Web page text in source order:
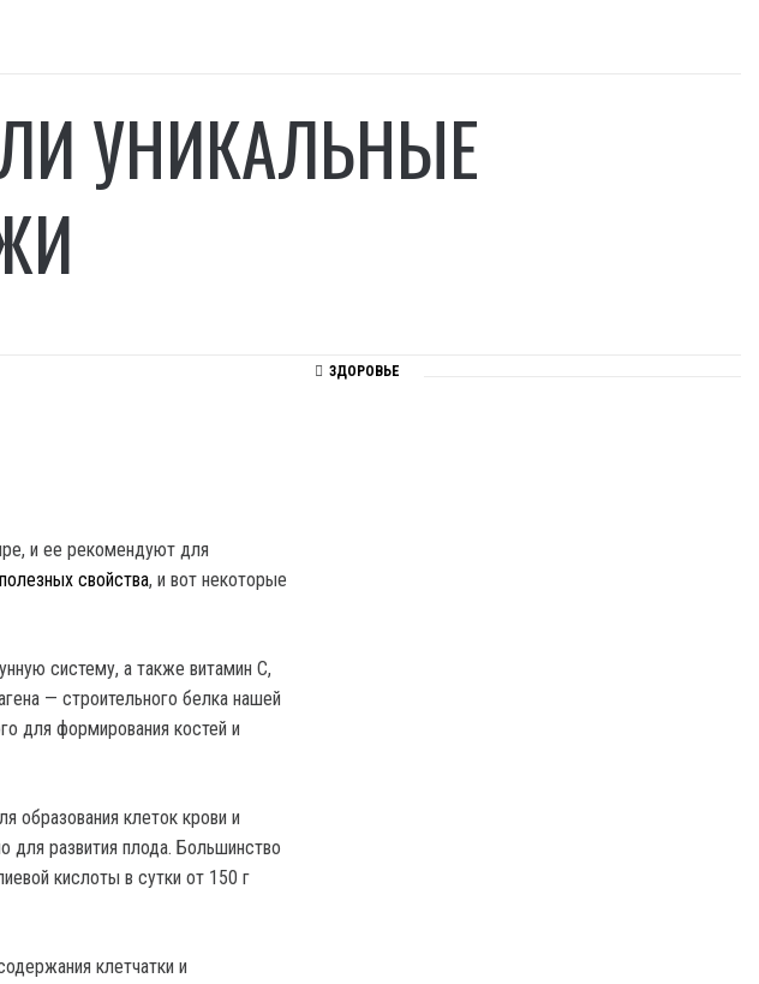
УНИКАЛЬНЫЕ
и ее рекомендуют для
полезных свойства, и вот некоторые
систему, а также витамин С,
— строительного белка нашей
для формирования костей и
образования клеток крови и
для развития плода. Большинство
кислоты в сутки от 150 г
клетчатки и
ЗДОРОВЬЕ